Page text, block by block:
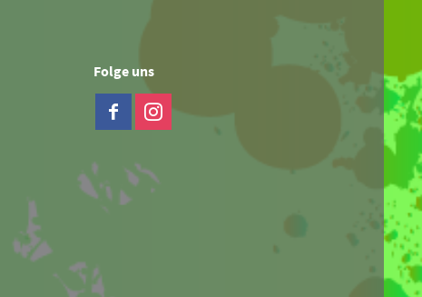
Folge uns